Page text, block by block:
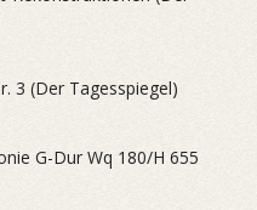
3 (Der Tagesspiegel)
G-Dur Wq 180/H 655